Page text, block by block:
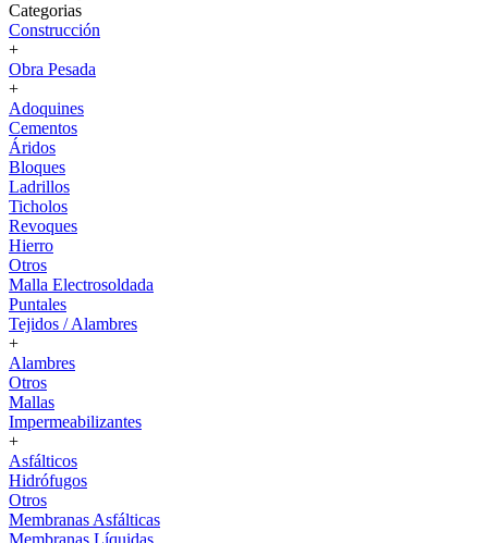
Categorias
Construcción
+
Obra Pesada
+
Adoquines
Cementos
Áridos
Bloques
Ladrillos
Ticholos
Revoques
Hierro
Otros
Malla Electrosoldada
Puntales
Tejidos / Alambres
+
Alambres
Otros
Mallas
Impermeabilizantes
+
Asfálticos
Hidrófugos
Otros
Membranas Asfálticas
Membranas Líquidas